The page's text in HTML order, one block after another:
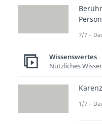
der
7/7 –
Wissenswertes
Nützliches
1/7 –